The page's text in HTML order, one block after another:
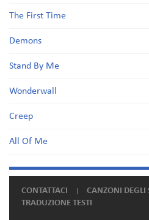
The First Time
Demons
Stand By Me
Wonderwall
Creep
All Of Me
CONTATTACI
CANZONI DEGLI
TRADUZIONE TESTI